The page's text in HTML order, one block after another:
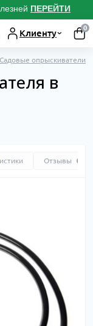
ПЕРЕЙТИ
Клиенту
0
Садовые опрыскиватели
в
Отзывы